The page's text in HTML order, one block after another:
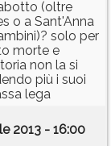
(oltre
o a Sant'Anna
solo per
morte e
non la si
più i suoi
lega
2013 - 16:00